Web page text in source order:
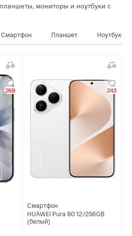
мониторы и ноутбуки с
Смартфон Планшет Ноутбук
269 243
Смартфон
HUAWEI Pura 80 12/256GB
(белый)